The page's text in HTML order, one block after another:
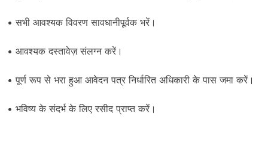
• सभी आवश्यक विवरण सावधानीपूर्वक भरें।
• आवश्यक दस्तावेज़ संलग्न करें।
• पूर्ण रूप से भरा हुआ आवेदन पत्र निर्धारित अधिकारी के पास जमा करें।
• भविष्य के संदर्भ के लिए रसीद प्राप्त करें।